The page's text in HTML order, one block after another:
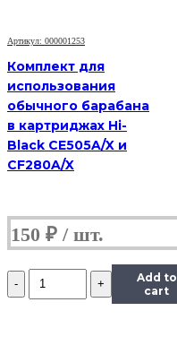
Артикул: 000001253
Комплект для
использования
обычного барабана
в картриджах Hi-
Black CE505A/X и
CF280A/X
150 ₽
Количество
Лезвие
Add to
cart